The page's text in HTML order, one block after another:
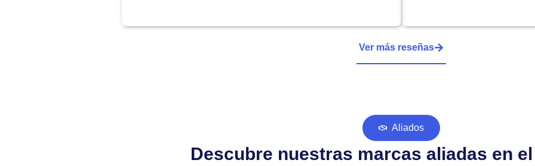
Ver más reseñas
Aliados
Descubre nuestras marcas aliadas en